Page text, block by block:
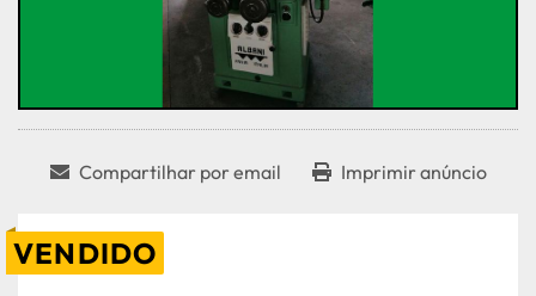
Compartilhar por email Imprimir anúncio
VENDIDO